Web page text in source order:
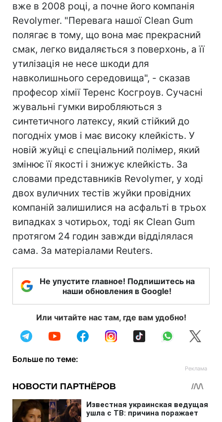
вже в 2008 році, а почне його компанія
Revolymer. "Перевага нашої Clean Gum
полягає в тому, що вона має прекрасний
смак, легко видаляється з поверхонь, а її
утилізація не несе шкоди для
навколишнього середовища", - сказав
професор хімії Теренс Косгроув. Сучасні
жувальні гумки виробляються з
синтетичного латексу, який стійкий до
погодніх умов і має високу клейкість. У
новій жуйці є спеціальний полімер, який
змінює її якості і знижує клейкість. За
словами представників Revolymer, у ході
двох вуличних тестів жуйки провідних
компаній залишилися на асфальті в трьох
випадках з чотирьох, тоді як Clean Gum
протягом 24 годин завжди відділялася
сама. За матеріалами Reuters.
Не упустите главное! Подпишитесь на
наши обновления в Google!
Или читайте нас там, где вам удобно!
Больше по теме: